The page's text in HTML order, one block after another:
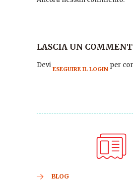
LASCIA UN
Devi ESEGUIRE IL LOGIN per
BLOG